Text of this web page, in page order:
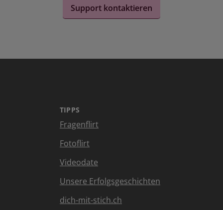
Support kontaktieren
TIPPS
Fragenflirt
Fotoflirt
Videodate
Unsere Erfolgsgeschichten
dich-mit-stich.ch